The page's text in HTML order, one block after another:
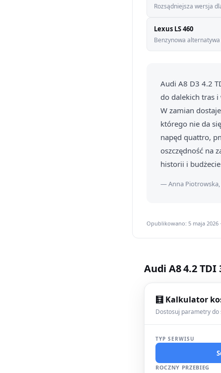
Rozsądniejsza wersja
Lexus LS 460
Benzynowa
Audi A8 D3 4.2
do dalekich tras
W zamian
którego nie da
napęd quattro,
oszczędność na
historii i
— Anna
Opublikowano: 5 maja 2026
Audi A8 4.2
🧮 Kalkulator
Dostosuj parametry do
TYP SERWISU
ROCZNY PRZEBIEG